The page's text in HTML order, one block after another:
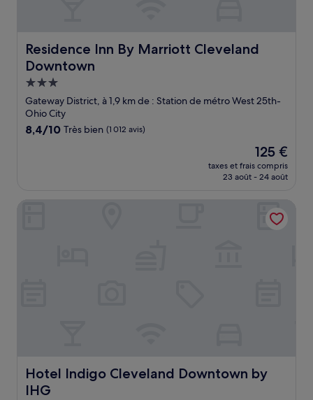
Residence Inn By Marriott Cleveland
Downtown
Residence Inn By Marriott Cleveland Downtown
Hébergement
3.0 étoiles
Gateway District, à 1,9 km de : Station de métro West 25th-
Ohio City
8.4
8,4/10 Très bien (1 012 avis)
Le
nouveau
prix
de
125 €
125 €
taxes et frais compris
23 août - 24 août
Hotel Indigo Cleveland Downtown by
IHG
Hotel Indigo Cleveland Downtown by IHG